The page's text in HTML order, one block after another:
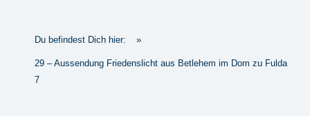
Du befindest Dich hier: »
29 – Aussendung Friedenslicht aus Betlehem im Dom zu Fulda
7